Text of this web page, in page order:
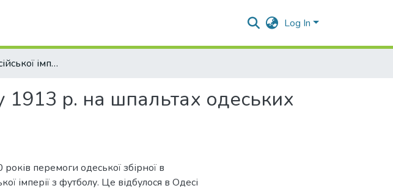
Log In
Чемпіонат Російської імперії з футболу 1913 р. на шпальтах одеських газет
1913 р. на шпальтах одеських
перемоги одеської збірної в
імперії з футболу. Це відбулося в Одесі